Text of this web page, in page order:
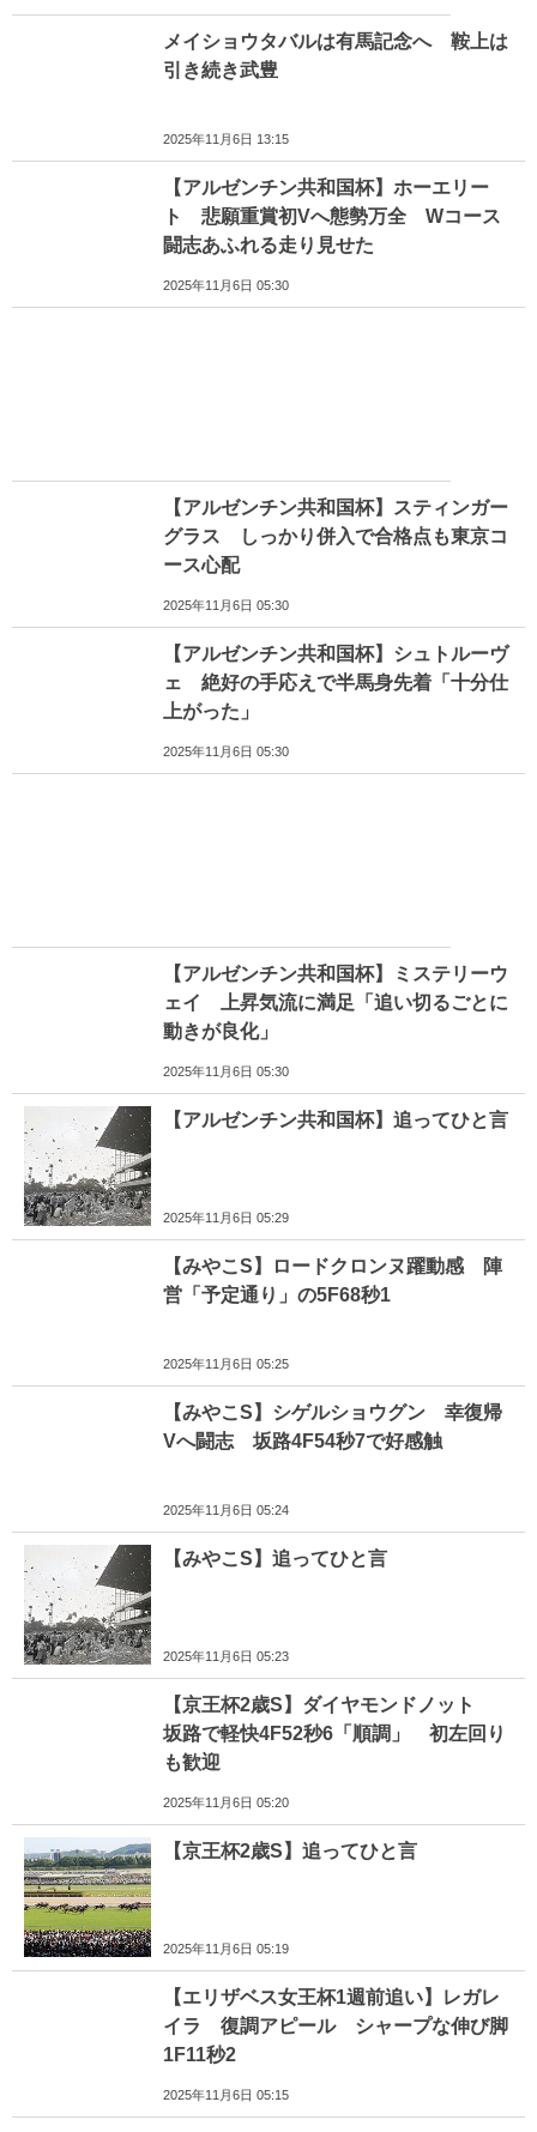
メイショウタバルは有馬記念へ 鞍上は
引き続き武豊
2025年11月6日 13:15
【アルゼンチン共和国杯】ホーエリー
ト 悲願重賞初Vへ態勢万全 Wコース
闘志あふれる走り見せた
2025年11月6日 05:30
【アルゼンチン共和国杯】スティンガー
グラス しっかり併入で合格点も東京コ
ース心配
2025年11月6日 05:30
【アルゼンチン共和国杯】シュトルーヴ
ェ 絶好の手応えで半馬身先着「十分仕
上がった」
2025年11月6日 05:30
【アルゼンチン共和国杯】ミステリーウ
ェイ 上昇気流に満足「追い切るごとに
動きが良化」
2025年11月6日 05:30
【アルゼンチン共和国杯】追ってひと言
2025年11月6日 05:29
【みやこS】ロードクロンヌ躍動感 陣
営「予定通り」の5F68秒1
2025年11月6日 05:25
【みやこS】シゲルショウグン 幸復帰
Vへ闘志 坂路4F54秒7で好感触
2025年11月6日 05:24
【みやこS】追ってひと言
2025年11月6日 05:23
【京王杯2歳S】ダイヤモンドノット
坂路で軽快4F52秒6「順調」 初左回り
も歓迎
2025年11月6日 05:20
【京王杯2歳S】追ってひと言
2025年11月6日 05:19
【エリザベス女王杯1週前追い】レガレ
イラ 復調アピール シャープな伸び脚
1F11秒2
2025年11月6日 05:15